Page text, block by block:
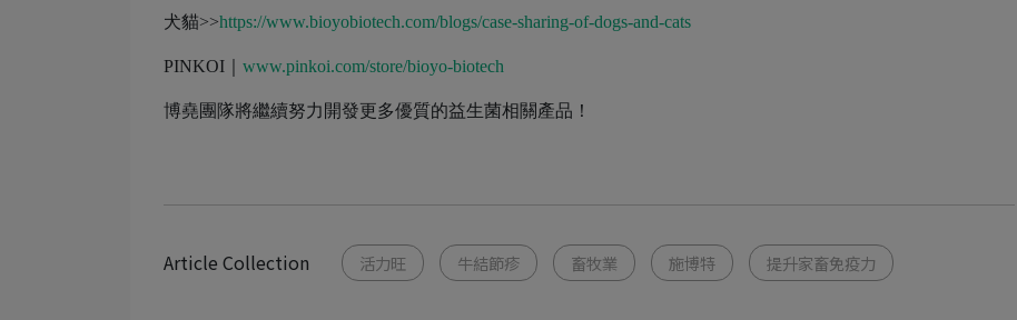
犬貓>>https://www.bioyobiotech.com/blogs/case-sharing-of-dogs-and-cats
PINKOI｜ www.pinkoi.com/store/bioyo-biotech
博堯團隊將繼續努力開發更多優質的益生菌相關產品！
Article Collection 活力旺 牛結節疹 畜牧業 施博特 提升家畜免疫力